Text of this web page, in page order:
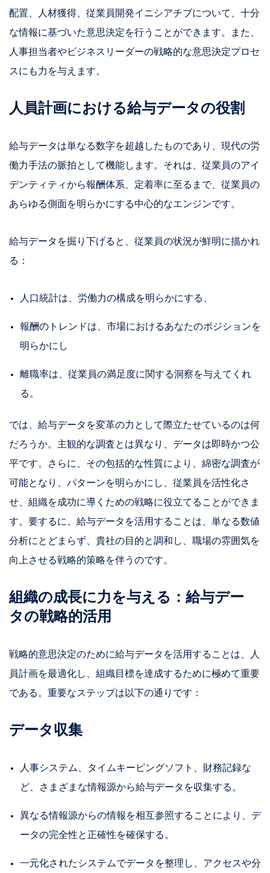
配置、人材獲得、従業員開発イニシアチブについて、十分
な情報に基づいた意思決定を行うことができます。また、
人事担当者やビジネスリーダーの戦略的な意思決定プロセ
スにも力を与えます。
人員計画における給与データの役割
給与データは単なる数字を超越したものであり、現代の労
働力手法の脈拍として機能します。それは、従業員のアイ
デンティティから報酬体系、定着率に至るまで、従業員の
あらゆる側面を明らかにする中心的なエンジンです。
給与データを掘り下げると、従業員の状況が鮮明に描かれ
る：
人口統計は、労働力の構成を明らかにする、
報酬のトレンドは、市場におけるあなたのポジションを
明らかにし
離職率は、従業員の満足度に関する洞察を与えてくれ
る。
では、給与データを変革の力として際立たせているのは何
だろうか。主観的な調査とは異なり、データは即時かつ公
平です。さらに、その包括的な性質により、綿密な調査が
可能となり、パターンを明らかにし、従業員を活性化さ
せ、組織を成功に導くための戦略に役立てることができま
す。要するに、給与データを活用することは、単なる数値
分析にとどまらず、貴社の目的と調和し、職場の雰囲気を
向上させる戦略的策略を伴うのです。
組織の成長に力を与える：給与デー
タの戦略的活用
戦略的意思決定のために給与データを活用することは、人
員計画を最適化し、組織目標を達成するために極めて重要
である。重要なステップは以下の通りです：
データ収集
人事システム、タイムキーピングソフト、財務記録な
ど、さまざまな情報源から給与データを収集する。
異なる情報源からの情報を相互参照することにより、デ
ータの完全性と正確性を確保する。
一元化されたシステムでデータを整理し、アクセスや分